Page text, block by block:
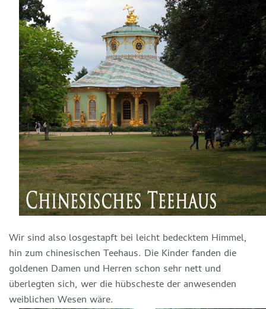
Wir sind also losgestapft bei leicht bedecktem Himmel,
hin zum chinesischen Teehaus. Die Kinder fanden die
goldenen Damen und Herren schon sehr nett und
überlegten sich, wer die hübscheste der anwesenden
weiblichen Wesen wäre.